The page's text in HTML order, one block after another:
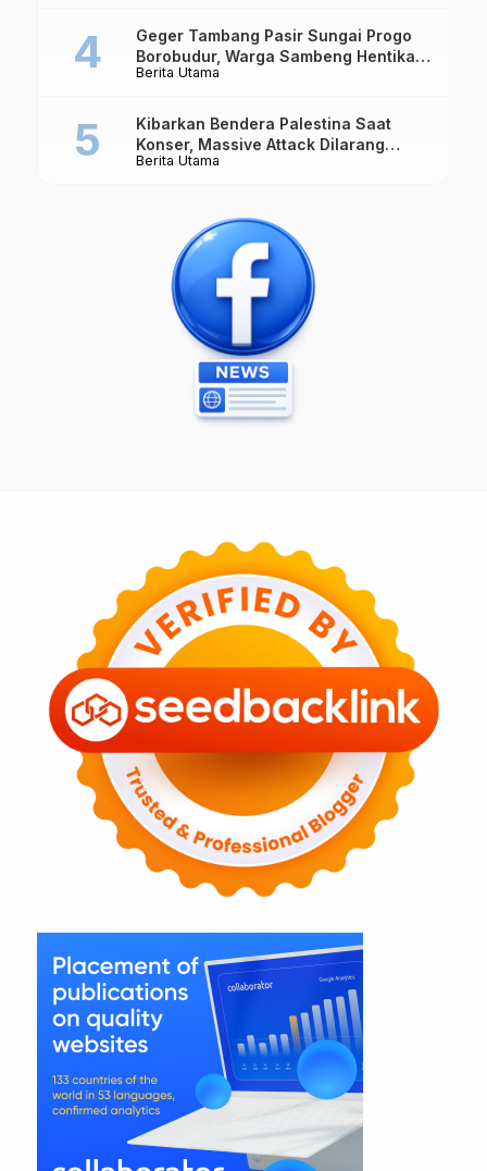
Berita Utama
Geger Tambang Pasir Sungai Progo
Borobudur, Warga Sambeng Hentikan
Alat Berat dan Usir Truk
Berita Utama
Kibarkan Bendera Palestina Saat
Konser, Massive Attack Dilarang
Masuk Singapura Lagi